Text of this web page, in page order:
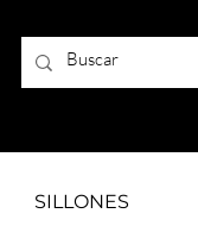
SILLONES